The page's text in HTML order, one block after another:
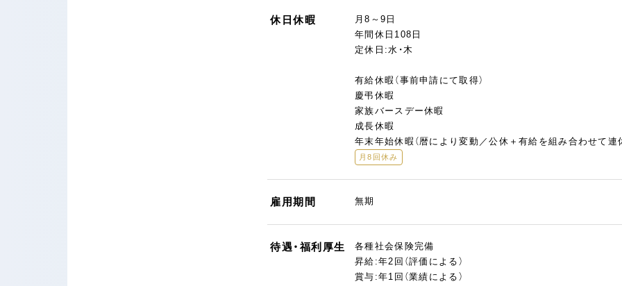
休日休暇
月8～9日
年間休日108日
定休日:水・木
有給休暇（事前申請にて取得）
慶弔休暇
家族バースデー休暇
成長休暇
年末年始休暇（暦により変動／公休＋有給を組み合わせて連
月8回休み
雇用期間 無期
待遇・福利厚生
各種社会保険完備
昇給:年2回（評価による）
賞与:年1回（業績による）